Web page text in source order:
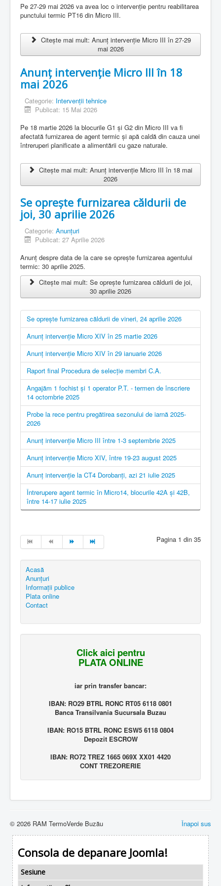
Plata online
Contact
Pe 27-29 mai 2026 va avea loc o intervenție pentru reabilitarea
punctului termic PT16 din Micro III.
Citește mai mult: Anunț intervenție Micro III în 27-29
mai 2026
Anunț intervenție Micro III în 18
mai 2026
Categorie: Intervenții tehnice
Publicat: 15 Mai 2026
Pe 18 martie 2026 la blocurile G1 și G2 din Micro III va fi
afectată furnizarea de agent termic și apă caldă din cauza unei
întreruperi planificate a alimentării cu gaze naturale.
Citește mai mult: Anunț intervenție Micro III în 18 mai
2026
Se oprește furnizarea căldurii de
joi, 30 aprilie 2026
Categorie: Anunțuri
Publicat: 27 Aprilie 2026
Anunț despre data de la care se oprește furnizarea agentului
termic: 30 aprilie 2025.
Citește mai mult: Se oprește furnizarea căldurii de joi,
30 aprilie 2026
Se oprește furnizarea căldurii de vineri, 24 aprilie 2026
Anunț intervenție Micro XIV în 25 martie 2026
Anunț intervenție Micro XIV în 29 ianuarie 2026
Raport final Procedura de selecție membri C.A.
Angajăm 1 fochist și 1 operator P.T. - termen de înscriere
14 octombrie 2025
Probe la rece pentru pregătirea sezonului de iarnă 2025-
2026
Anunț intervenție Micro III între 1-3 septembrie 2025
Anunț intervenție Micro XIV, între 19-23 august 2025
Anunț intervenție la CT4 Dorobanți, azi 21 iulie 2025
Întrerupere agent termic în Micro14, blocurile 42A și 42B,
între 14-17 iulie 2025
Pagina 1 din 35
Acasă
Anunțuri
Informații publice
Plata online
Contact
Click aici pentru
PLATA ONLINE
iar prin transfer bancar:
IBAN: RO29 BTRL RONC RT05 6118 0801
Banca Transilvania Sucursala Buzau
IBAN: RO15 BTRL RONC ESW5 6118 0804
Depozit ESCROW
IBAN: RO72 TREZ 1665 069X XX01 4420
CONT TREZORERIE
Înapoi sus
© 2026 RAM TermoVerde Buzău
Consola de depanare Joomla!
Sesiune